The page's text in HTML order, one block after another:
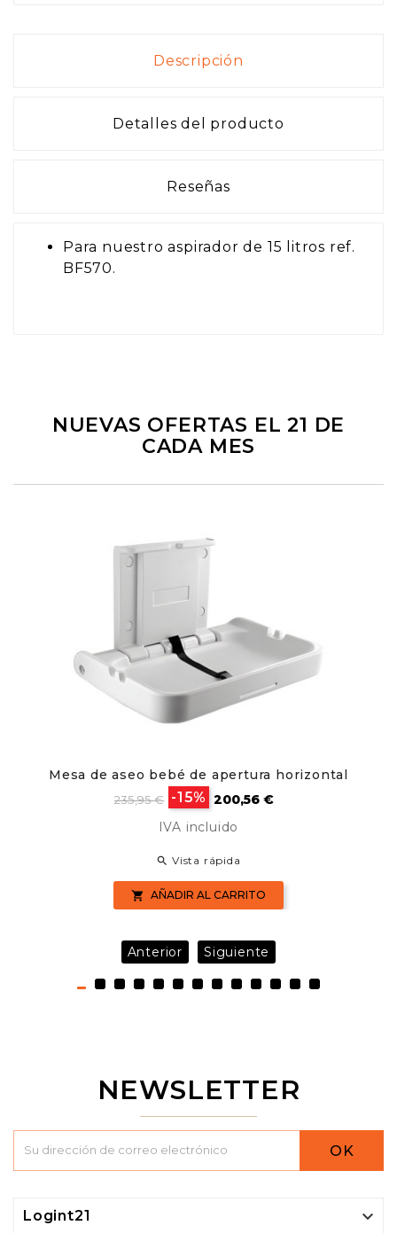
Descripción
Detalles del producto
Reseñas
Para nuestro aspirador de 15 litros ref.
BF570.
NUEVAS OFERTAS EL 21 DE
CADA MES
Mesa de aseo bebé de apertura horizontal
Precio
235,95 € -15% Precio
200,56 €
IVA incluido
 Vista rápida
 AÑADIR AL CARRITO
Anterior Siguiente
NEWSLETTER
OK
Logint21 